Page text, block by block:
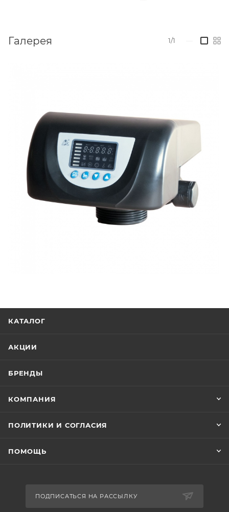
Галерея 1/1
КАТАЛОГ
АКЦИИ
БРЕНДЫ
КОМПАНИЯ
ПОЛИТИКИ И СОГЛАСИЯ
ПОМОЩЬ
ПОДПИСАТЬСЯ НА РАССЫЛКУ